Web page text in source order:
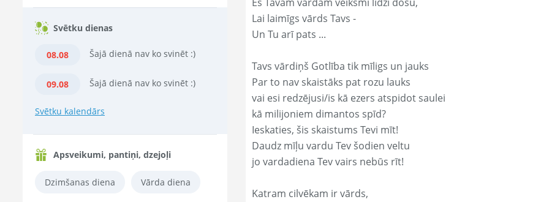
Svētku dienas
08.08 Šajā dienā nav ko svinēt :)
09.08 Šajā dienā nav ko svinēt :)
Svētku kalendārs
Apsveikumi, pantiņi, dzejoļi
Dzimšanas diena Vārda diena
Lai laimīgs vārds Tavs -
Un Tu arī pats ...
Tavs vārdiņš Gotlība tik mīligs un jauks
Par to nav skaistāks pat rozu lauks
vai esi redzējusi/is kā ezers atspidot saulei
kā milijoniem dimantos spīd?
Ieskaties, šis skaistums Tevi mīt!
Daudz mīļu vardu Tev šodien veltu
jo vardadiena Tev vairs nebūs rīt!
Katram cilvēkam ir vārds,